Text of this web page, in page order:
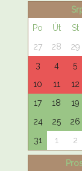
Po
Út St
27
28 29
3
4 5
10
11 12
17
18 19
24
25 26
31
1 2